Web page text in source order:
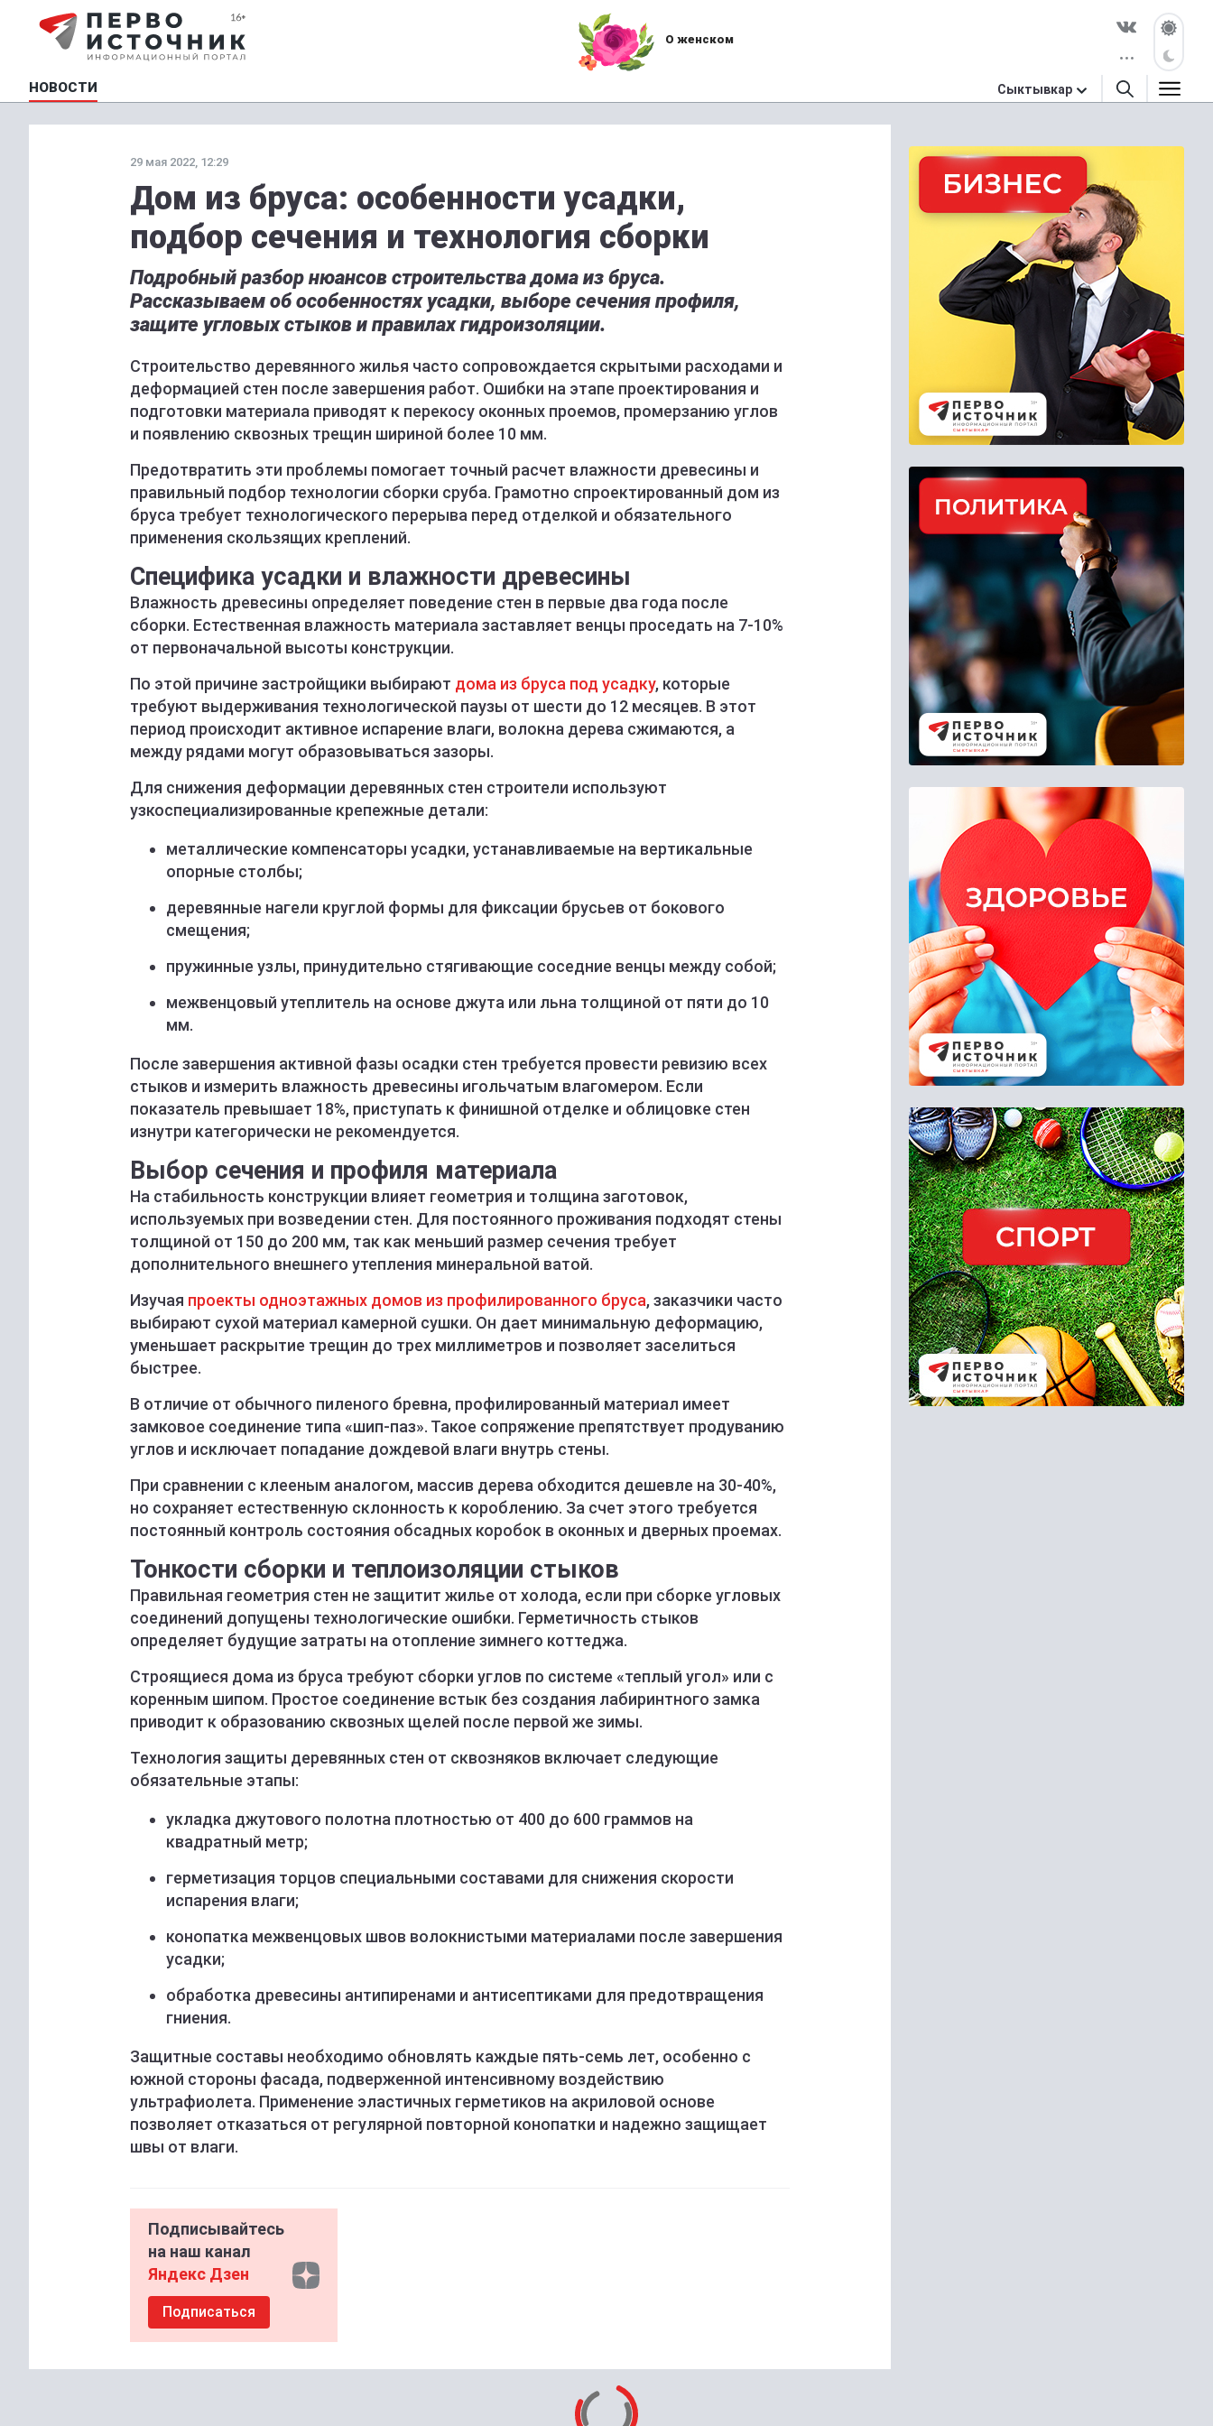
О женском
НОВОСТИ Сыктывкар
29 мая 2022, 12:29
Дом из бруса: особенности усадки,
подбор сечения и технология сборки
Подробный разбор нюансов строительства дома из бруса.
Рассказываем об особенностях усадки, выборе сечения профиля,
защите угловых стыков и правилах гидроизоляции.
Строительство деревянного жилья часто сопровождается скрытыми расходами и
деформацией стен после завершения работ. Ошибки на этапе проектирования и
подготовки материала приводят к перекосу оконных проемов, промерзанию углов
и появлению сквозных трещин шириной более 10 мм.
Предотвратить эти проблемы помогает точный расчет влажности древесины и
правильный подбор технологии сборки сруба. Грамотно спроектированный дом из
бруса требует технологического перерыва перед отделкой и обязательного
применения скользящих креплений.
Специфика усадки и влажности древесины
Влажность древесины определяет поведение стен в первые два года после
сборки. Естественная влажность материала заставляет венцы проседать на 7-10%
от первоначальной высоты конструкции.
По этой причине застройщики выбирают дома из бруса под усадку, которые
требуют выдерживания технологической паузы от шести до 12 месяцев. В этот
период происходит активное испарение влаги, волокна дерева сжимаются, а
между рядами могут образовываться зазоры.
Для снижения деформации деревянных стен строители используют
узкоспециализированные крепежные детали:
металлические компенсаторы усадки, устанавливаемые на вертикальные
опорные столбы;
деревянные нагели круглой формы для фиксации брусьев от бокового
смещения;
пружинные узлы, принудительно стягивающие соседние венцы между собой;
межвенцовый утеплитель на основе джута или льна толщиной от пяти до 10
мм.
После завершения активной фазы осадки стен требуется провести ревизию всех
стыков и измерить влажность древесины игольчатым влагомером. Если
показатель превышает 18%, приступать к финишной отделке и облицовке стен
изнутри категорически не рекомендуется.
Выбор сечения и профиля материала
На стабильность конструкции влияет геометрия и толщина заготовок,
используемых при возведении стен. Для постоянного проживания подходят стены
толщиной от 150 до 200 мм, так как меньший размер сечения требует
дополнительного внешнего утепления минеральной ватой.
Изучая проекты одноэтажных домов из профилированного бруса, заказчики часто
выбирают сухой материал камерной сушки. Он дает минимальную деформацию,
уменьшает раскрытие трещин до трех миллиметров и позволяет заселиться
быстрее.
В отличие от обычного пиленого бревна, профилированный материал имеет
замковое соединение типа «шип-паз». Такое сопряжение препятствует продуванию
углов и исключает попадание дождевой влаги внутрь стены.
При сравнении с клееным аналогом, массив дерева обходится дешевле на 30-40%,
но сохраняет естественную склонность к короблению. За счет этого требуется
постоянный контроль состояния обсадных коробок в оконных и дверных проемах.
Тонкости сборки и теплоизоляции стыков
Правильная геометрия стен не защитит жилье от холода, если при сборке угловых
соединений допущены технологические ошибки. Герметичность стыков
определяет будущие затраты на отопление зимнего коттеджа.
Строящиеся дома из бруса требуют сборки углов по системе «теплый угол» или с
коренным шипом. Простое соединение встык без создания лабиринтного замка
приводит к образованию сквозных щелей после первой же зимы.
Технология защиты деревянных стен от сквозняков включает следующие
обязательные этапы:
укладка джутового полотна плотностью от 400 до 600 граммов на
квадратный метр;
герметизация торцов специальными составами для снижения скорости
испарения влаги;
конопатка межвенцовых швов волокнистыми материалами после завершения
усадки;
обработка древесины антипиренами и антисептиками для предотвращения
гниения.
Защитные составы необходимо обновлять каждые пять-семь лет, особенно с
южной стороны фасада, подверженной интенсивному воздействию
ультрафиолета. Применение эластичных герметиков на акриловой основе
позволяет отказаться от регулярной повторной конопатки и надежно защищает
швы от влаги.
Подписывайтесь
на наш канал
Яндекс Дзен
Подписаться